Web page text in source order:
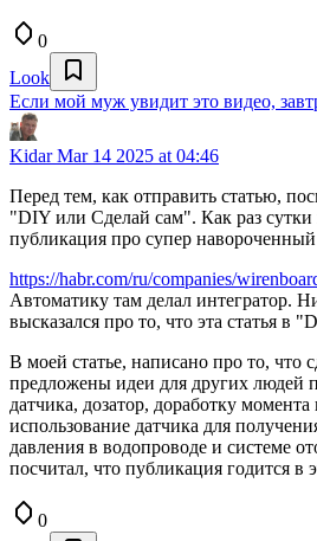
0
Look
Если мой муж увидит это видео,
KidarMar 14 2025 at 04:46
Перед тем, как отправить статью,
"DIY или Сделай сам". Как раз сутки
публикация про супер
https://habr.com/ru/companies/
Автоматику там делал интегратор.
высказался про то, что эта статья в
В моей статье, написано про то, что
предложены идеи для других людей
датчика, дозатор, доработку момента
использование датчика для
давления в водопроводе и системе
посчитал, что публикация годится в
0